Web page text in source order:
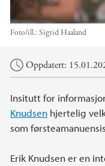
Foto/ill.:Sigrid Haaland
Hovedinnhold
Oppdatert:
Insitutt for
Knudsen hjertelig
som
Erik Knudsen er en